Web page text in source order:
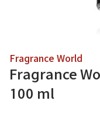
Fragrance World
Fragrance
100 ml